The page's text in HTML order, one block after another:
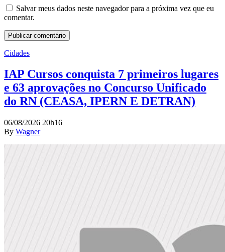
Salvar meus dados neste navegador para a próxima vez que eu
comentar.
Cidades
IAP Cursos conquista 7 primeiros lugares
e 63 aprovações no Concurso Unificado
do RN (CEASA, IPERN E DETRAN)
06/08/2026 20h16
By Wagner